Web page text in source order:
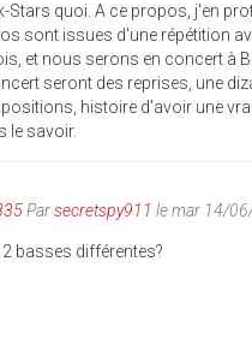
Stars quoi. A ce propos, j'en
sont issues d'une répétition
et nous serons en concert à
seront des reprises, une
histoire d'avoir une
le savoir.
Parsecretspy911 le mar 14/
basses différentes?